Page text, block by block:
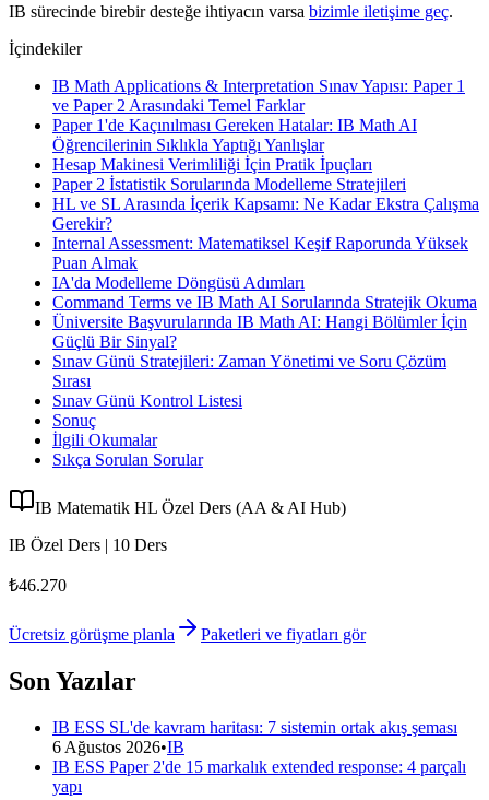
IB sürecinde birebir desteğe ihtiyacın varsa bizimle iletişime geç.
İçindekiler
IB Math Applications & Interpretation Sınav Yapısı: Paper 1
ve Paper 2 Arasındaki Temel Farklar
Paper 1'de Kaçınılması Gereken Hatalar: IB Math AI
Öğrencilerinin Sıklıkla Yaptığı Yanlışlar
Hesap Makinesi Verimliliği İçin Pratik İpuçları
Paper 2 İstatistik Sorularında Modelleme Stratejileri
HL ve SL Arasında İçerik Kapsamı: Ne Kadar Ekstra Çalışma
Gerekir?
Internal Assessment: Matematiksel Keşif Raporunda Yüksek
Puan Almak
IA'da Modelleme Döngüsü Adımları
Command Terms ve IB Math AI Sorularında Stratejik Okuma
Üniversite Başvurularında IB Math AI: Hangi Bölümler İçin
Güçlü Bir Sinyal?
Sınav Günü Stratejileri: Zaman Yönetimi ve Soru Çözüm
Sırası
Sınav Günü Kontrol Listesi
Sonuç
İlgili Okumalar
Sıkça Sorulan Sorular
IB Matematik HL Özel Ders (AA & AI Hub)
IB Özel Ders | 10 Ders
₺46.270
Ücretsiz görüşme planla Paketleri ve fiyatları gör
Son Yazılar
IB ESS SL'de kavram haritası: 7 sistemin ortak akış şeması
6 Ağustos 2026•IB
IB ESS Paper 2'de 15 markalık extended response: 4 parçalı
yapı